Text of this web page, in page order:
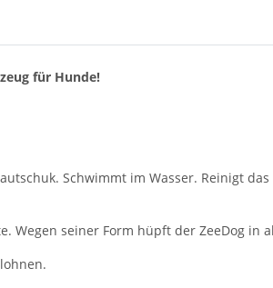
für Hunde!
Schwimmt im Wasser. Reinigt
Wegen seiner Form hüpft der ZeeDog in